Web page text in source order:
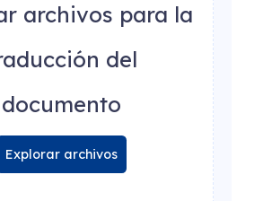
archivos para la
del
documento
Explorar archivos